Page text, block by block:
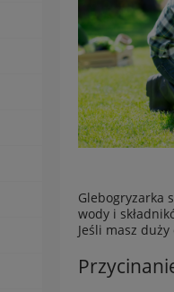
Glebogryzarka
wody i
Jeśli masz